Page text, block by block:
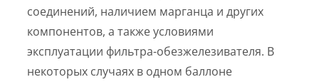
соединений, наличием марганца и других
компонентов, а также условиями
эксплуатации фильтра-обезжелезивателя. В
некоторых случаях в одном баллоне